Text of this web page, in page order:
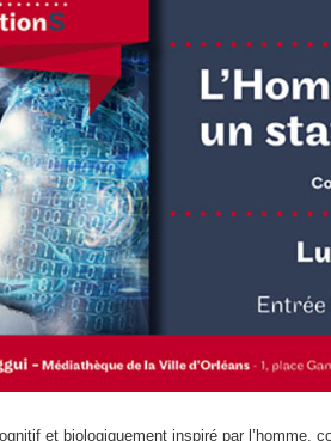
et biologiquement inspiré par l’homme,